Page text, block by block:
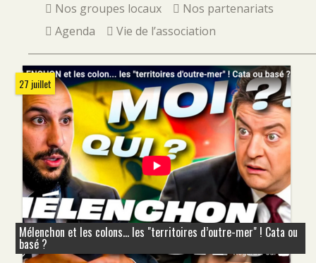
Nos groupes locaux
Nos partenariats
Agenda
Vie de l’association
27 juillet
Mélenchon et les colons... les "territoires d’outre-mer" ! Cata ou
basé ?